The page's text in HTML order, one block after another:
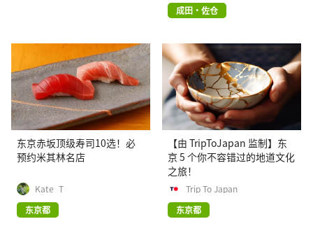
成田・佐仓
东京赤坂顶级寿司10选！必
预约米其林名店
Kate_T
东京都
【由 TripToJapan 监制】东
京 5 个你不容错过的地道文化
之旅！
Trip To Japan
东京都